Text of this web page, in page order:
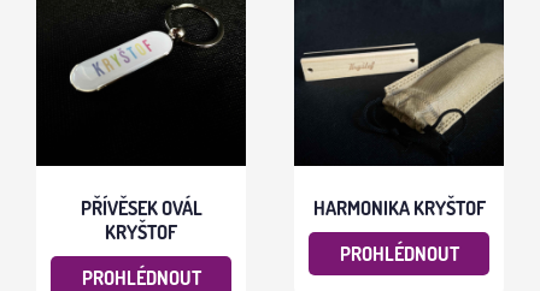
PŘÍVĚSEK OVÁL
KRYŠTOF
PROHLÉDNOUT
HARMONIKA KRYŠTOF
PROHLÉDNOUT